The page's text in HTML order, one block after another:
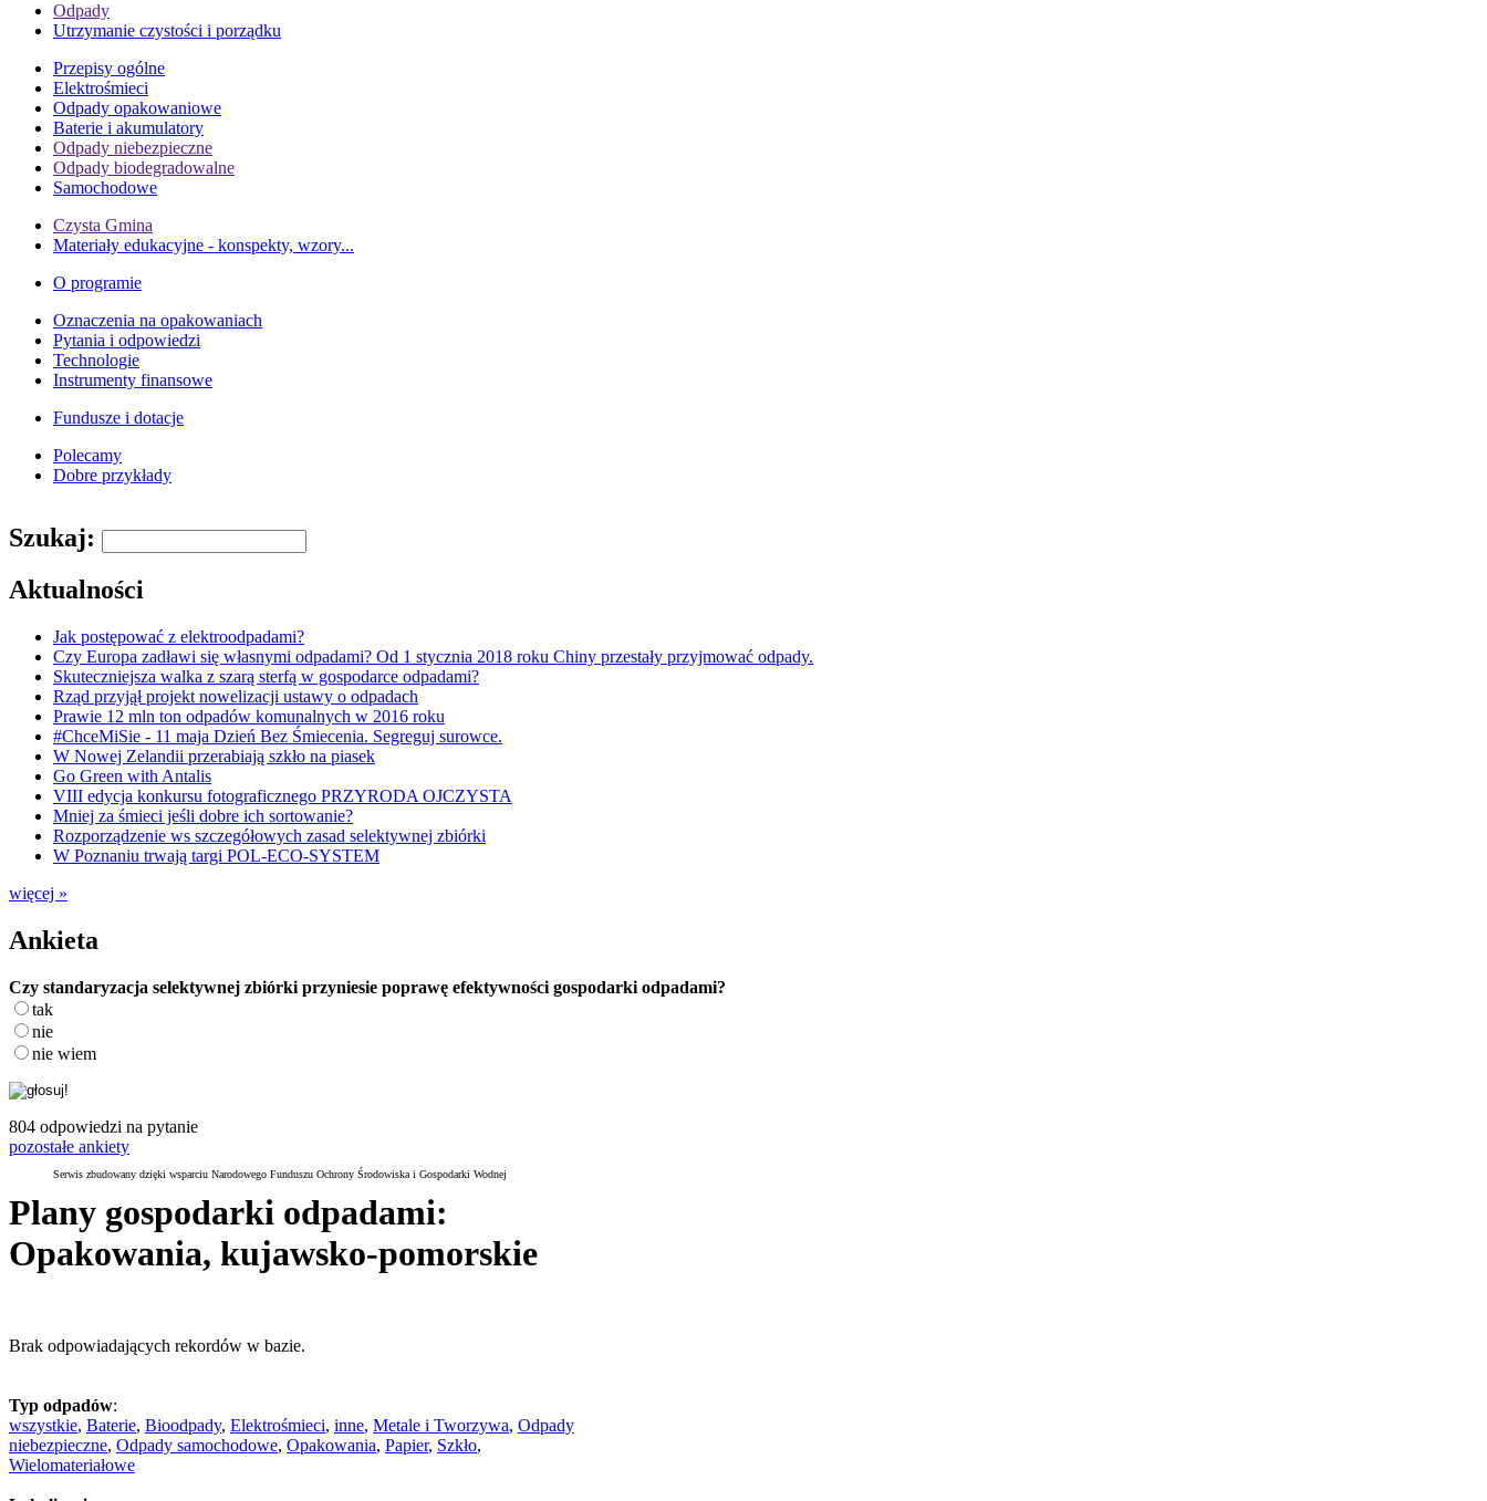
Odpady
Utrzymanie czystości i porządku
Przepisy ogólne
Elektrośmieci
Odpady opakowaniowe
Baterie i akumulatory
Odpady niebezpieczne
Odpady biodegradowalne
Samochodowe
Czysta Gmina
Materiały edukacyjne - konspekty, wzory...
O programie
Oznaczenia na opakowaniach
Pytania i odpowiedzi
Technologie
Instrumenty finansowe
Fundusze i dotacje
Polecamy
Dobre przykłady
Szukaj:
Aktualności
Jak postępować z elektroodpadami?
Czy Europa zadławi się własnymi odpadami? Od 1 stycznia 2018 roku Chiny przestały przyjmować odpady.
Skuteczniejsza walka z szarą sterfą w gospodarce odpadami?
Rząd przyjął projekt nowelizacji ustawy o odpadach
Prawie 12 mln ton odpadów komunalnych w 2016 roku
#ChceMiSie - 11 maja Dzień Bez Śmiecenia. Segreguj surowce.
W Nowej Zelandii przerabiają szkło na piasek
Go Green with Antalis
VIII edycja konkursu fotograficznego PRZYRODA OJCZYSTA
Mniej za śmieci jeśli dobre ich sortowanie?
Rozporządzenie ws szczegółowych zasad selektywnej zbiórki
W Poznaniu trwają targi POL-ECO-SYSTEM
więcej »
Ankieta
Czy standaryzacja selektywnej zbiórki przyniesie poprawę efektywności gospodarki odpadami?
tak
nie
nie wiem
804 odpowiedzi na pytanie
pozostałe ankiety
Serwis zbudowany dzięki wsparciu Narodowego Funduszu Ochrony Środowiska i Gospodarki Wodnej
Plany gospodarki odpadami:
Opakowania, kujawsko-pomorskie
Brak odpowiadających rekordów w bazie.
Typ odpadów:
wszystkie, Baterie, Bioodpady, Elektrośmieci, inne, Metale i Tworzywa, Odpady
niebezpieczne, Odpady samochodowe, Opakowania, Papier, Szkło,
Wielomateriałowe